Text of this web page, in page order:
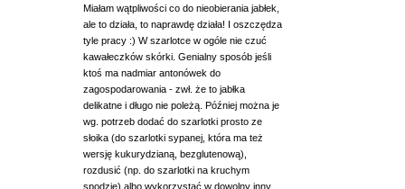
Miałam wątpliwości co do nieobierania jabłek,
ale to działa, to naprawdę działa! I oszczędza
tyle pracy :) W szarlotce w ogóle nie czuć
kawałeczków skórki. Genialny sposób jeśli
ktoś ma nadmiar antonówek do
zagospodarowania - zwł. że to jabłka
delikatne i długo nie poleżą. Później można je
wg. potrzeb dodać do szarlotki prosto ze
słoika (do szarlotki sypanej, która ma też
wersję kukurydzianą, bezglutenową),
rozdusić (np. do szarlotki na kruchym
spodzie) albo wykorzystać w dowolny inny